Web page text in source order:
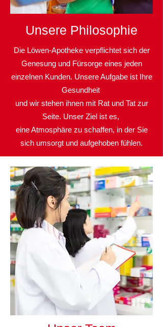
Unsere Philosophie
Die Löwen-Apotheke verpflichtet sich der
Genesung und Fürsorge eines jeden
einzelnen Kunden. Unsere Aufgabe ist Ihre
Gesundheit
und wir stehen ihnen mit Rat und Tat zur
Seite. Unser Ziel ist es,
eine Atmosphäre zu schaffen, in der Sie
sich umsorgt und aufgehoben fühlen.